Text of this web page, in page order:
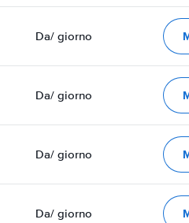
Da/ giorno
Da/ giorno
Da/ giorno
Da/ giorno